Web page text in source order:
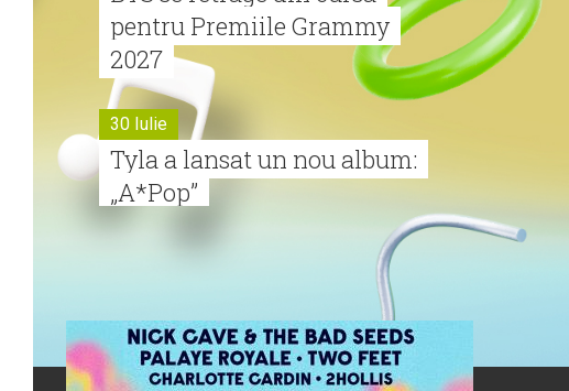
pentru Premiile Grammy
2027
30 Iulie
Tyla a lansat un nou album:
„A*Pop”
Alexia lansează videoclipul
oficial pentru „Nu mai am
nume”